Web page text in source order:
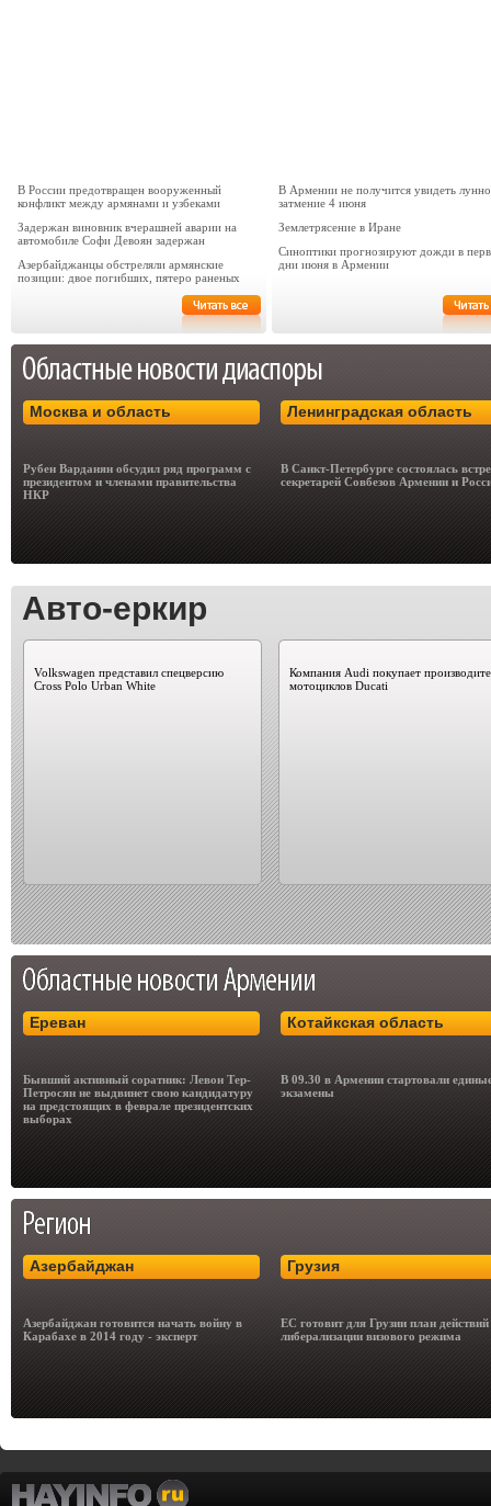
В России предотвращен вооруженный
конфликт между армянами и узбеками
Задержан виновник вчерашней аварии на
автомобиле Софи Девоян задержан
Азербайджанцы обстреляли армянские
позиции: двое погибших, пятеро раненых
В Армении не получится увидеть
затмение 4 июня
Землетрясение в Иране
Синоптики прогнозируют дожди в
дни июня в Армении
Москва и область
Рубен Варданян обсудил ряд программ с
президентом и членами правительства
НКР
Ленинградская область
В Санкт-Петербурге состоялась
секретарей Совбезов Армении и
Авто-еркир
Volkswagen представил спецверсию
Cross Polo Urban White
Компания Audi покупает
мотоциклов Ducati
Ереван
Бывший активный соратник: Левон Тер-
Петросян не выдвинет свою кандидатуру
на предстоящих в феврале президентских
выборах
Котайкская область
В 09.30 в Армении стартовали
экзамены
Азербайджан
Азербайджан готовится начать войну в
Карабахе в 2014 году - эксперт
Грузия
ЕС готовит для Грузии план
либерализации визового режима